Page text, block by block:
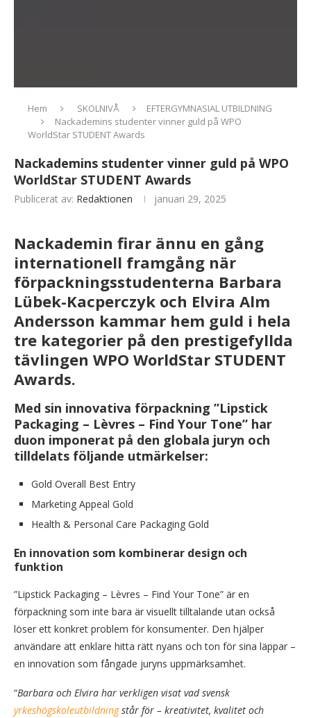
Hem SKOLNIVÅ
EFTERGYMNASIAL UTBILDNING
Nackademins studenter vinner guld på WPO
WorldStar STUDENT Awards
Nackademins studenter vinner guld på WPO
WorldStar STUDENT Awards
Publicerat av: Redaktionen januari 29, 2025
Nackademin firar ännu en gång
internationell framgång när
förpackningsstudenterna Barbara
Lübek-Kacperczyk och Elvira Alm
Andersson kammar hem guld i hela
tre kategorier på den prestigefyllda
tävlingen WPO WorldStar STUDENT
Awards.
Med sin innovativa förpackning ”Lipstick
Packaging – Lèvres – Find Your Tone” har
duon imponerat på den globala juryn och
tilldelats följande utmärkelser:
Gold Overall Best Entry
Marketing Appeal Gold
Health & Personal Care Packaging Gold
En innovation som kombinerar design och
funktion
”Lipstick Packaging – Lèvres – Find Your Tone” är en
förpackning som inte bara är visuellt tilltalande utan också
löser ett konkret problem för konsumenter. Den hjälper
användare att enklare hitta rätt nyans och ton för sina läppar –
en innovation som fångade juryns uppmärksamhet.
“Barbara och Elvira har verkligen visat vad svensk
yrkeshögskoleutbildningstår för – kreativitet, kvalitet och